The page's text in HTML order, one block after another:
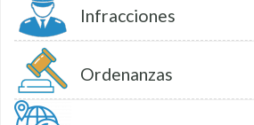
Infracciones
Ordenanzas